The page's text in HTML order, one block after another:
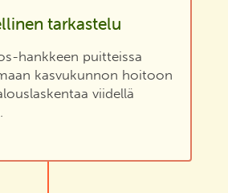
tarkastelu
hankkeen puitteissa
kasvukunnon hoitoon
viidellä